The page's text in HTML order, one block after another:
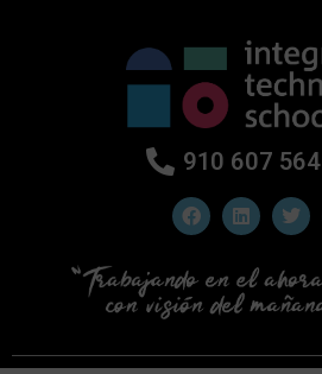
910 607 564